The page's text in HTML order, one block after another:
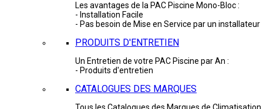
Les avantages de la PAC Piscine Mono-Bloc :
- Installation Facile
- Pas besoin de Mise en Service par un installateur
PRODUITS D'ENTRETIEN
Un Entretien de votre PAC Piscine par An :
- Produits d'entretien
CATALOGUES DES MARQUES